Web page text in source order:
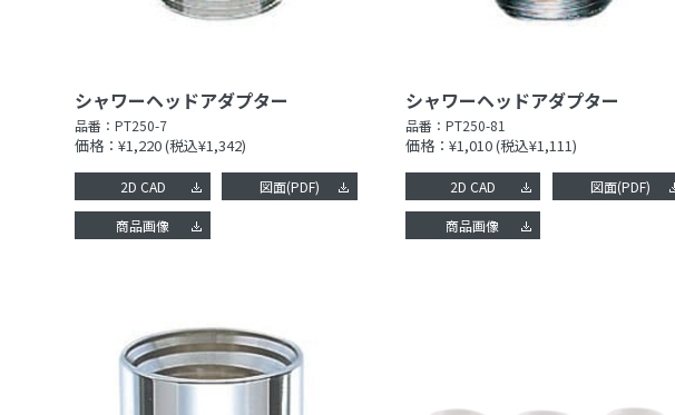
シャワーヘッドアダプター
品番：PT250-7
価格：¥1,220(税込¥1,342)
2D CAD 図面(PDF)
商品画像
シャワーヘッドアダプター
品番： PT250-81
価格：¥1,010(税込¥1,111)
2D CAD 図面(PDF)
商品画像